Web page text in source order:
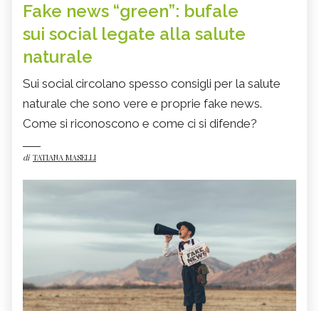
Fake news “green”: bufale
sui social legate alla salute
naturale
Sui social circolano spesso consigli per la salute
naturale che sono vere e proprie fake news.
Come si riconoscono e come ci si difende?
di TATIANA MASELLI